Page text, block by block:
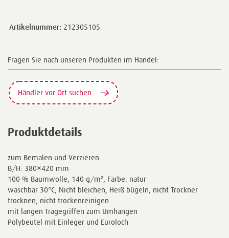
Artikelnummer: 212305105
Fragen Sie nach unseren Produkten im Handel:
Händler vor Ort suchen
Produktdetails
zum Bemalen und Verzieren
B/H: 380×420 mm
100 % Baumwolle, 140 g/m², Farbe: natur
waschbar 30°C, Nicht bleichen, Heiß bügeln, nicht Trockner
trocknen, nicht trockenreinigen
mit langen Tragegriffen zum Umhängen
Polybeutel mit Einleger und Euroloch